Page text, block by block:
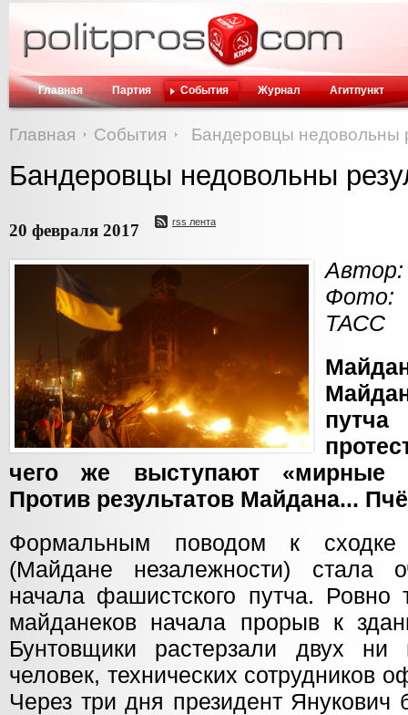
Главная Партия События Журнал Агитпункт
Главная События Бандеровцы недовольны
Бандеровцы недовольны
20 февраля 2017 rss лента
Автор:
Фото:
ТАСС
чего же выступают «мирные
Против результатов Майдана...
Формальным поводом к
(Майдане незалежности) стала
начала фашистского путча. Ровно
майданеков начала прорыв к
Бунтовщики растерзали двух
человек, технических сотрудников
Через три дня президент